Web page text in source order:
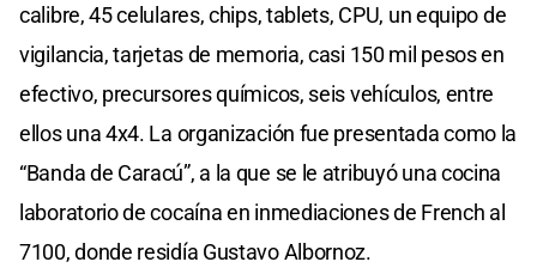
calibre, 45 celulares, chips, tablets, CPU, un equipo de
vigilancia, tarjetas de memoria, casi 150 mil pesos en
efectivo, precursores químicos, seis vehículos, entre
ellos una 4x4. La organización fue presentada como la
“Banda de Caracú”, a la que se le atribuyó una cocina
laboratorio de cocaína en inmediaciones de French al
7100, donde residía Gustavo Albornoz.